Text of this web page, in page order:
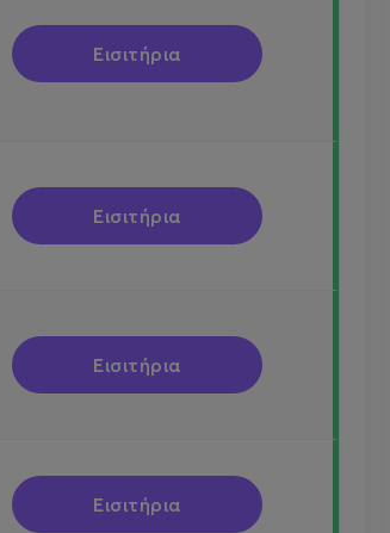
Εισιτήρια
Εισιτήρια
Εισιτήρια
Εισιτήρια